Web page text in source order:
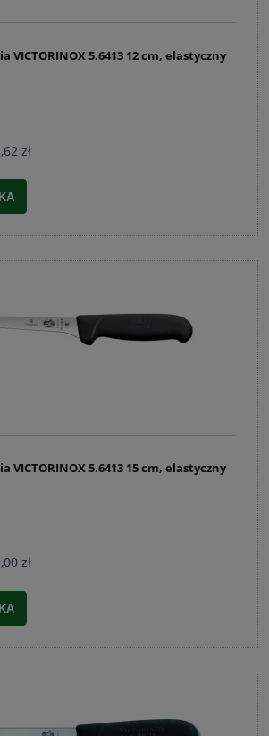
VICTORINOX 5.6413 12 cm, elastyczny
zł
VICTORINOX 5.6413 15 cm, elastyczny
zł